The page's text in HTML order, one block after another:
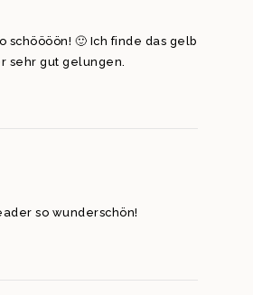
schöööön! 🙂 Ich finde das gelb
sehr gut gelungen.
so wunderschön!